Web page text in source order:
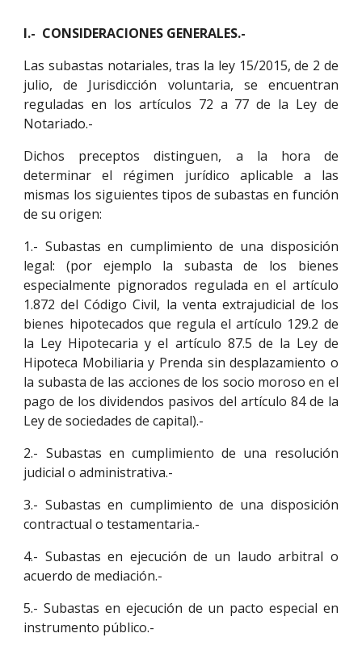
I.- CONSIDERACIONES GENERALES.-
Las subastas notariales, tras la ley 15/2015, de 2 de
julio, de Jurisdicción voluntaria, se encuentran
reguladas en los artículos 72 a 77 de la Ley de
Notariado.-
Dichos preceptos distinguen, a la hora de
determinar el régimen jurídico aplicable a las
mismas los siguientes tipos de subastas en función
de su origen:
1.- Subastas en cumplimiento de una disposición
legal: (por ejemplo la subasta de los bienes
especialmente pignorados regulada en el artículo
1.872 del Código Civil, la venta extrajudicial de los
bienes hipotecados que regula el artículo 129.2 de
la Ley Hipotecaria y el artículo 87.5 de la Ley de
Hipoteca Mobiliaria y Prenda sin desplazamiento o
la subasta de las acciones de los socio moroso en el
pago de los dividendos pasivos del artículo 84 de la
Ley de sociedades de capital).-
2.- Subastas en cumplimiento de una resolución
judicial o administrativa.-
3.- Subastas en cumplimiento de una disposición
contractual o testamentaria.-
4.- Subastas en ejecución de un laudo arbitral o
acuerdo de mediación.-
5.- Subastas en ejecución de un pacto especial en
instrumento público.-